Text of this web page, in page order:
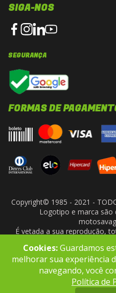
SIGA-NOS
SEGURANÇA
FORMAS DE
Copyright© 1985 - 2021 -
Logotipo e marca são
É vetada a sua reprodução,
- CNPJ:
Cookies:Guardamos
melhorar sua experiência
navegando, você
Política de